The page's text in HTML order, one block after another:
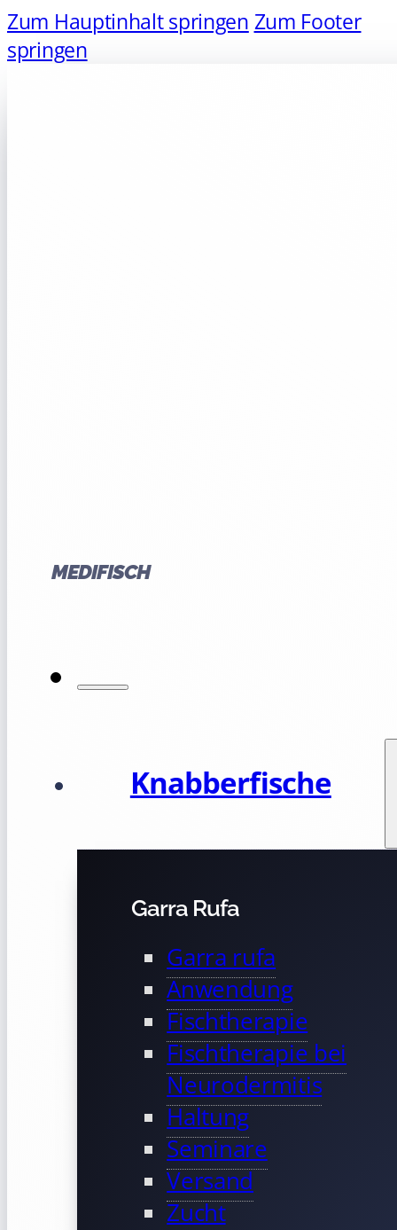
Zum Hauptinhalt springen Zum Footer
springen
MEDIFISCH
Knabberfische
Garra Rufa
Garra rufa
Anwendung
Fischtherapie
Fischtherapie bei
Neurodermitis
Haltung
Seminare
Versand
Zucht